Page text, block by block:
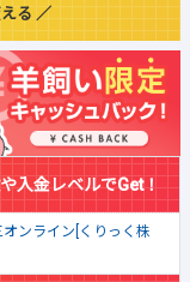
る ／
入金レベルでGet！
オンライン[くりっく株